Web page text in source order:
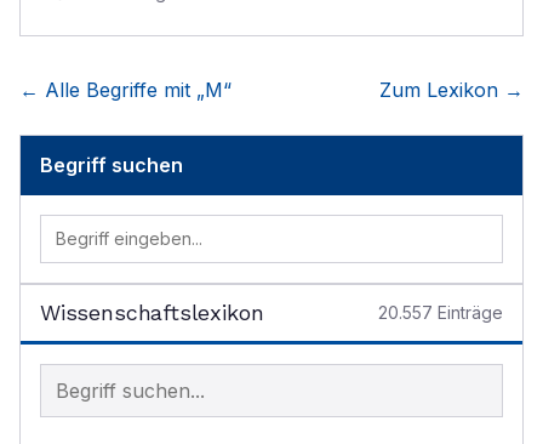
← Alle Begriffe mit „M“ Zum Lexikon →
Begriff suchen
Wissenschaftslexikon 20.557 Einträge
Begriff im Lexikon suchen